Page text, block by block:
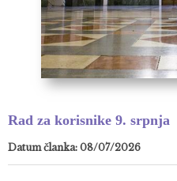
Rad za korisnike 9. srpnja
Datum članka: 08/07/2026